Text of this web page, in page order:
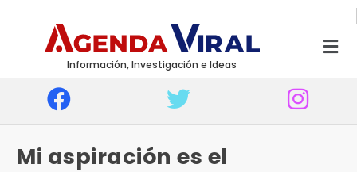
Información, Investigación e Ideas
Mi aspiración es el